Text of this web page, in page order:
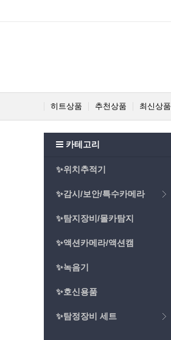
히트상품 추천상품 최신상품
카테고리
✨위치추적기
✨감시/보안/특수카메라
✨탐지장비/몰카탐지
✨액션카메라/액션캠
✨녹음기
✨호신용품
✨탐정장비 세트